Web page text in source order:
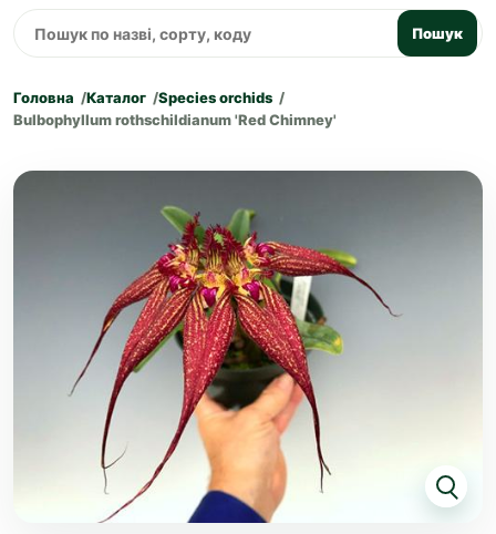
Пошук
Головна Каталог
Species orchids
Bulbophyllum rothschildianum 'Red Chimney'